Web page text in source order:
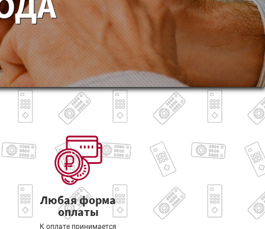
Любая форма
оплаты
К оплате принимается